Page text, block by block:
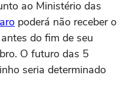
ao Ministério das
poderá não receber o
do fim de seu
O futuro das 5
seria determinado